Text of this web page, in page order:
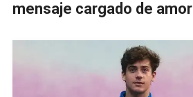
mensaje cargado de amor